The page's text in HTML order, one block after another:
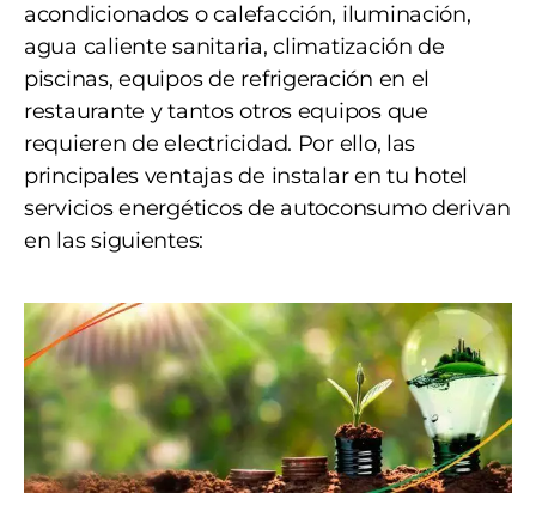
acondicionados o calefacción, iluminación,
agua caliente sanitaria, climatización de
piscinas, equipos de refrigeración en el
restaurante y tantos otros equipos que
requieren de electricidad. Por ello, las
principales ventajas de instalar en tu hotel
servicios energéticos de autoconsumo derivan
en las siguientes: